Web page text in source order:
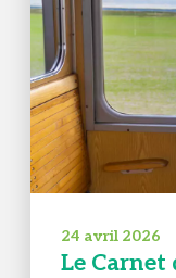
24 avril 2026
Le Carnet